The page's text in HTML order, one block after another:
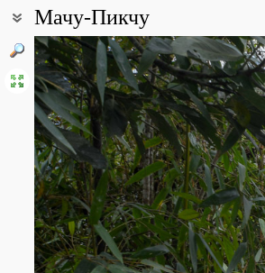
Мачу-Пикчу
Координаты:
13° 09′ 52.8″ ю.ш., 72° 32′ 41.8″ з.д.
Описание точки:
Machu Picchu - название горы и
в 80 км к северо-западу от Куско и
образует ущелье с горным
Древний город инков лежит в
комплекс представляет собой
веке. Застроенная площадь, где
Machu Picchu объявлен
человечества.
Все фотографии(30) Фото